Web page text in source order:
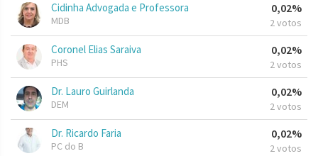
Cidinha Advogada e Professora
MDB
0,02%
2 votos
Coronel Elias Saraiva
PHS
0,02%
2 votos
Dr. Lauro Guirlanda
DEM
0,02%
2 votos
Dr. Ricardo Faria
PC do B
0,02%
2 votos